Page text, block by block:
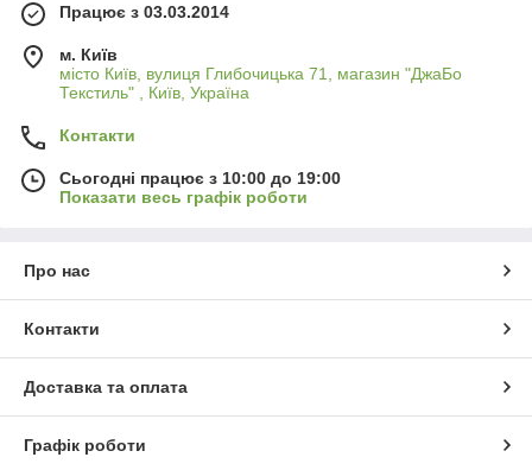
Працює з 03.03.2014
м. Київ
місто Київ, вулиця Глибочицька 71, магазин "ДжаБо
Текстиль" , Київ, Україна
Контакти
Сьогодні працює з 10:00 до 19:00
Показати весь графік роботи
Про нас
Контакти
Доставка та оплата
Графік роботи